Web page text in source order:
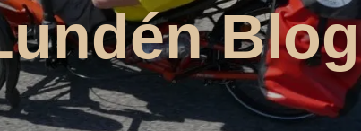
Blog